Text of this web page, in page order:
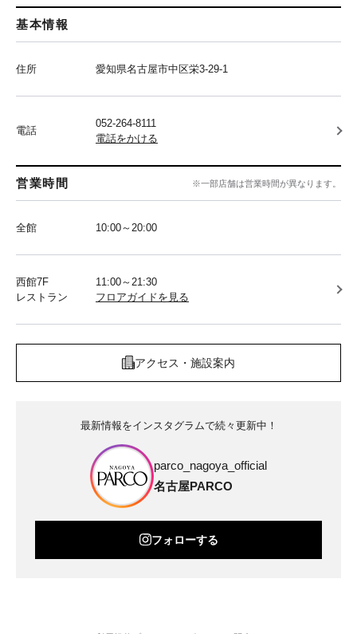
基本情報
住所 愛知県名古屋市中区栄3-29-1
電話
052-264-8111
電話をかける
営業時間 ※一部店舗は営業時間が異なります。
全館 10:00～20:00
西館7F
レストラン
11:00～21:30
フロアガイドを見る
アクセス・施設案内
最新情報をインスタグラムで続々更新中！
parco_nagoya_official
名古屋PARCO
フォローする